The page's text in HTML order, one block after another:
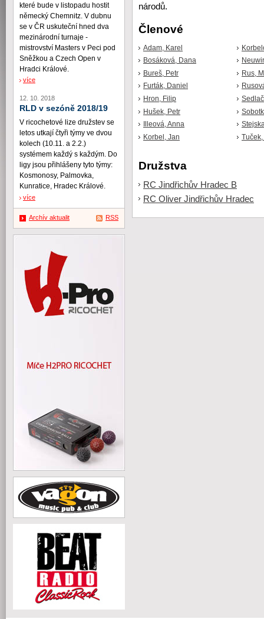
národů.
Členové
Adam, Karel
Bosáková, Dana
Bureš, Petr
Furták, Daniel
Hron, Filip
Hušek, Petr
Illeová, Anna
Korbel, Jan
Rus,
Družstva
RC Jindřichův Hradec B
RC Oliver Jindřichův Hradec
které bude v listopadu hostit
německý Chemnitz. V dubnu
se v ČR uskuteční hned dva
mezinárodní turnaje -
mistrovství Masters v Peci pod
Sněžkou a Czech Open v
Hradci Králové.
více
12. 10. 2018
RLD v sezóně 2018/19
V ricochetové lize družstev se
letos utkají čtyři týmy ve dvou
kolech (10.11. a 2.2.)
systémem každý s každým. Do
ligy jsou přihlášeny tyto týmy:
Kosmonosy, Palmovka,
Kunratice, Hradec Králové.
více
Archív aktualit RSS